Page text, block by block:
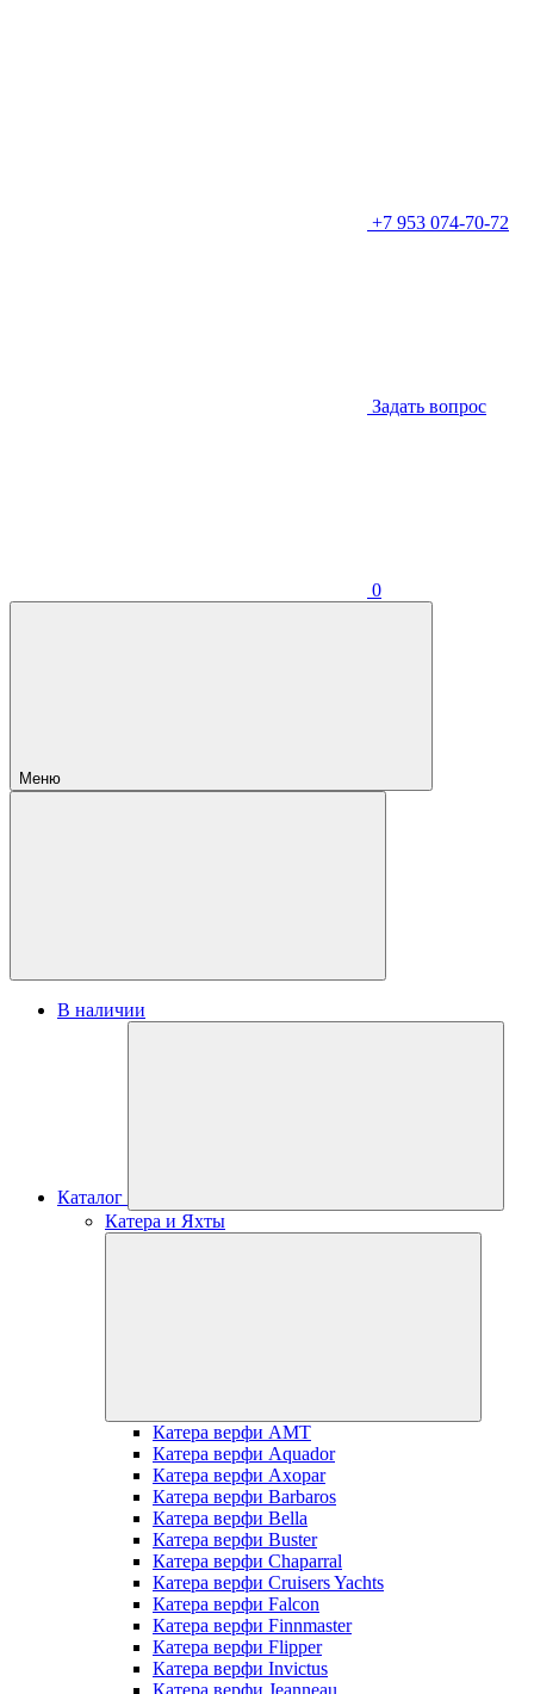
+7 953 074-70-72
Задать вопрос
0
Меню
В наличии
Каталог
Катера и Яхты
Катера верфи AMT
Катера верфи Aquador
Катера верфи Axopar
Катера верфи Barbaros
Катера верфи Bella
Катера верфи Buster
Катера верфи Chaparral
Катера верфи Cruisers Yachts
Катера верфи Falcon
Катера верфи Finnmaster
Катера верфи Flipper
Катера верфи Invictus
Катера верфи Jeanneau